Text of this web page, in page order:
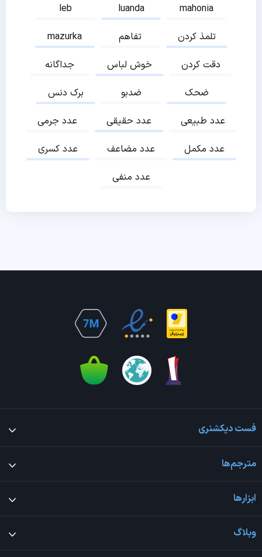
leb
luanda
mahonia
mazurka
تفاهم
تلمذ کردن
جداگانه
خوش لباس
دقت کردن
برک دنس
ضدبو
ضحک
عدد جرمی
عدد حقیقی
عدد طبیعی
عدد کسری
عدد مضاعف
عدد مکمل
عدد منفی
فست دیکشنری
مترجم‌ها
ابزارها
وبلاگ